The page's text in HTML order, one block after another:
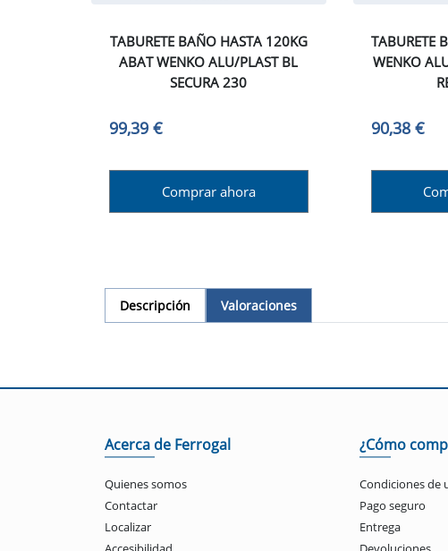
TABURETE BAÑO HASTA 120KG
ABAT WENKO ALU/PLAST BL
SECURA 230
99,39 €
Comprar ahora
TABURETE
WENKO
90,38 €
Descripción Valoraciones
Acerca de Ferrogal
Quienes somos
Contactar
Localizar
¿Cómo
Condiciones de
Pago seguro
Entrega